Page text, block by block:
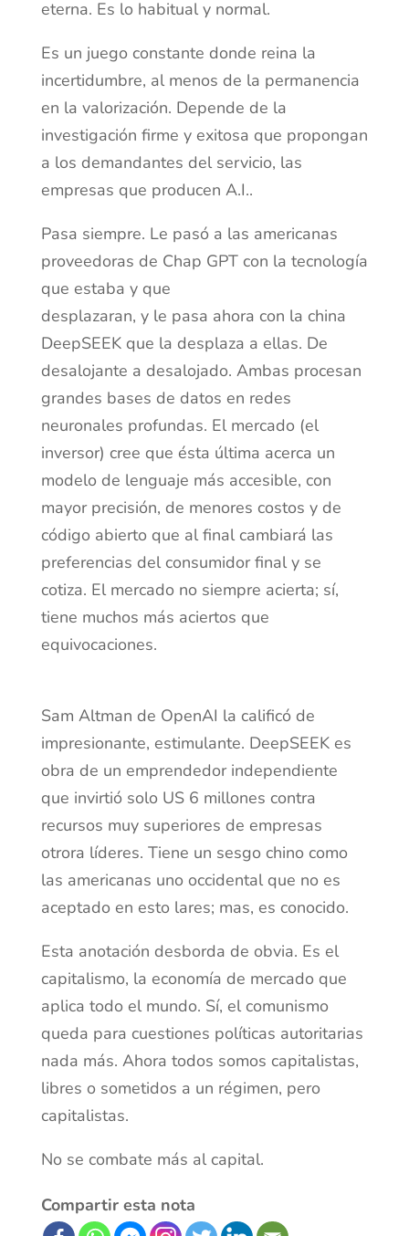
eterna. Es lo habitual y normal.
Es un juego constante donde reina la
incertidumbre, al menos de la permanencia
en la valorización. Depende de la
investigación firme y exitosa que propongan
a los demandantes del servicio, las
empresas que producen A.I..
Pasa siempre. Le pasó a las americanas
proveedoras de Chap GPT con la tecnología
que estaba y que
desplazaran, y le pasa ahora con la china
DeepSEEK que la desplaza a ellas. De
desalojante a desalojado. Ambas procesan
grandes bases de datos en redes
neuronales profundas. El mercado (el
inversor) cree que ésta última acerca un
modelo de lenguaje más accesible, con
mayor precisión, de menores costos y de
código abierto que al final cambiará las
preferencias del consumidor final y se
cotiza. El mercado no siempre acierta; sí,
tiene muchos más aciertos que
equivocaciones.
Sam Altman de OpenAI la calificó de
impresionante, estimulante. DeepSEEK es
obra de un emprendedor independiente
que invirtió solo US 6 millones contra
recursos muy superiores de empresas
otrora líderes. Tiene un sesgo chino como
las americanas uno occidental que no es
aceptado en esto lares; mas, es conocido.
Esta anotación desborda de obvia. Es el
capitalismo, la economía de mercado que
aplica todo el mundo. Sí, el comunismo
queda para cuestiones políticas autoritarias
nada más. Ahora todos somos capitalistas,
libres o sometidos a un régimen, pero
capitalistas.
No se combate más al capital.
Compartir esta nota